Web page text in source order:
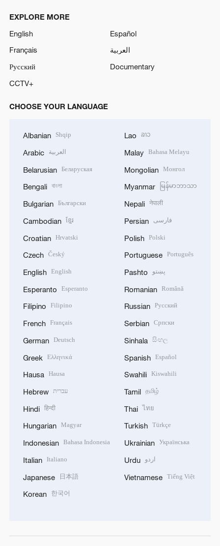
EXPLORE MORE
English
Español
Français
العربية
Русский
Documentary
CCTV+
CHOOSE YOUR LANGUAGE
Albanian Shqip
Arabic العربية
Belarusian Беларуская
Bengali বাংলা
Bulgarian Български
Cambodian ខ្មែរ
Croatian Hrvatski
Czech Český
English English
Esperanto Esperanto
Filipino Filipino
French Français
German Deutsch
Greek Ελληνικά
Hausa Hausa
Hebrew עברית
Hindi हिन्दी
Hungarian Magyar
Indonesian Bahasa Indonesia
Italian Italiano
Japanese 日本語
Korean 한국어
Lao ລາວ
Malay Bahasa Melayu
Mongolian Монгол
Myanmar မြန်မာဘာသာ
Nepali नेपाली
Persian فارسی
Polish Polski
Portuguese Português
Pashto پښتو
Romanian Română
Russian Русский
Serbian Српски
Sinhala සිංහල
Spanish Español
Swahili Kiswahili
Tamil தமிழ்
Thai ไทย
Turkish Türkçe
Ukrainian Українська
Urdu اردو
Vietnamese Tiếng Việt